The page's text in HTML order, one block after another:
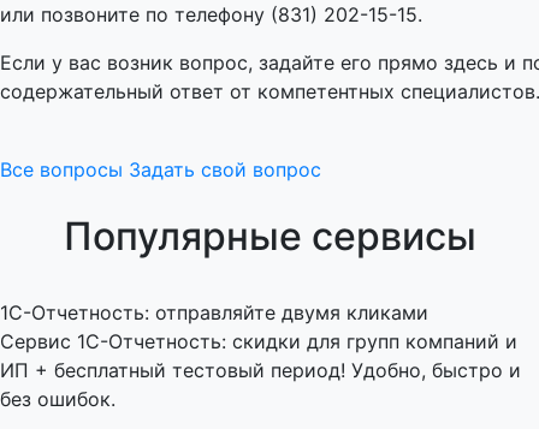
или позвоните по телефону (831) 202-15-15.
Если у вас возник вопрос, задайте его прямо здесь и
содержательный ответ от компетентных специалистов.
Все вопросы Задать свой вопрос
Популярные сервисы
1C-Отчетность: отправляйте двумя кликами
Сервис 1С-Отчетность: скидки для групп компаний и
ИП + бесплатный тестовый период! Удобно, быстро и
без ошибок.